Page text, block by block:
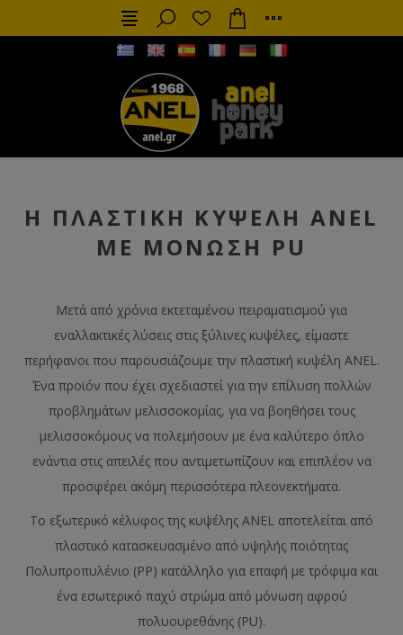
Η ΠΛΑΣΤΙΚΉ ΚΥΨΈΛΗ ANEL
ΜΕ ΜΌΝΩΣΗ PU
Μετά από χρόνια εκτεταμένου πειραματισμού για
εναλλακτικές λύσεις στις ξύλινες κυψέλες, είμαστε
περήφανοι που παρουσιάζουμε την πλαστική κυψέλη ANEL.
Ένα προϊόν που έχει σχεδιαστεί για την επίλυση πολλών
προβλημάτων μελισσοκομίας, για να βοηθήσει τους
μελισσοκόμους να πολεμήσουν με ένα καλύτερο όπλο
ενάντια στις απειλές που αντιμετωπίζουν και επιπλέον να
προσφέρει ακόμη περισσότερα πλεονεκτήματα.
Το εξωτερικό κέλυφος της κυψέλης ANEL αποτελείται από
πλαστικό κατασκευασμένο από υψηλής ποιότητας
Πολυπροπυλένιο (PP) κατάλληλο για επαφή με τρόφιμα και
ένα εσωτερικό παχύ στρώμα από μόνωση αφρού
πολυουρεθάνης (PU).